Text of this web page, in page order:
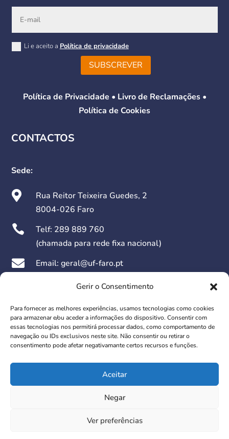
Gerir o Consentimento
Para fornecer as melhores experiências, usamos tecnologias como cookies
para armazenar e/ou aceder a informações do dispositivo. Consentir com
essas tecnologias nos permitirá processar dados, como comportamento de
navegação ou IDs exclusivos neste site. Não consentir ou retirar o
consentimento pode afetar negativamante certos recursos e funções.
Aceitar
Negar
Ver preferências
Li e aceito a Política de privacidade
SUBSCREVER
Política de Privacidade • Livro de Reclamações•
Política de Cookies
CONTACTOS
Sede:

Rua Reitor Teixeira Guedes, 2
8004-026 Faro
 Telf: 289 889 760
(chamada para rede fixa nacional)
 Email: geral@uf-faro.pt
Dias Úteis das 09h00 às 17h30
Redes Sociais:
© 2026 União das Freguesias de Faro. Todos os direitos
reservados.
Design | development:w4m digital solutions